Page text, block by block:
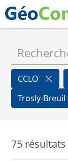
CCLO
Trosly-Breuil
75 résultats